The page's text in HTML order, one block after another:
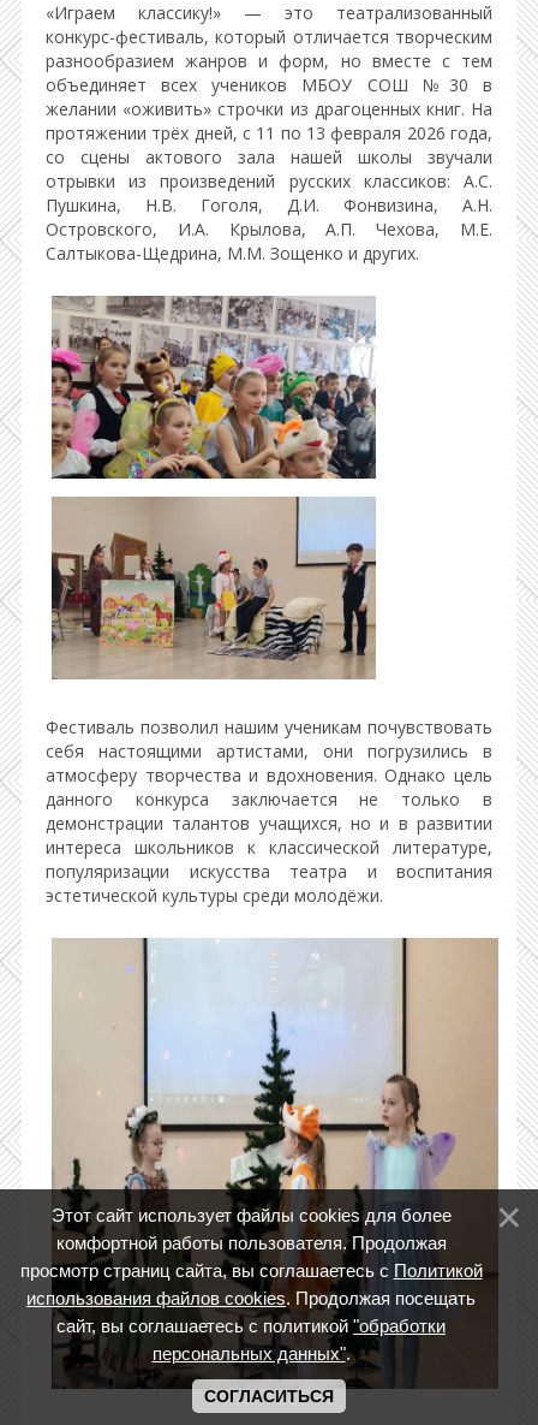
«Играем классику!» — это театрализованный
конкурс-фестиваль, который отличается творческим
разнообразием жанров и форм, но вместе с тем
объединяет всех учеников МБОУ СОШ №30 в
желании «оживить» строчки из драгоценных книг. На
протяжении трёх дней, с 11 по 13 февраля 2026 года,
со сцены актового зала нашей школы звучали
отрывки из произведений русских классиков: А.С.
Пушкина, Н.В. Гоголя, Д.И. Фонвизина, А.Н.
Островского, И.А. Крылова, А.П. Чехова, М.Е.
Салтыкова-Щедрина, М.М. Зощенко и других.
Фестиваль позволил нашим ученикам почувствовать
себя настоящими артистами, они погрузились в
атмосферу творчества и вдохновения. Однако цель
данного конкурса заключается не только в
демонстрации талантов учащихся, но и в развитии
интереса школьников к классической литературе,
популяризации искусства театра и воспитания
эстетической культуры среди молодёжи.
Этот сайт использует файлы cookies для более
комфортной работы пользователя. Продолжая
просмотр страниц сайта, вы соглашаетесь с Политикой
использования файлов cookies. Продолжая посещать
сайт, вы соглашаетесь с политикой "обработки
персональных данных".
СОГЛАСИТЬСЯ